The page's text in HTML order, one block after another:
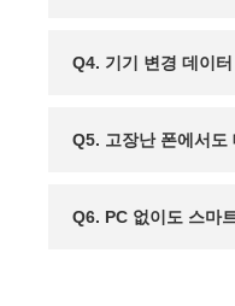
Q4. 기기 변경 데이
Q5. 고장난 폰에서도
Q6. PC 없이도 스마